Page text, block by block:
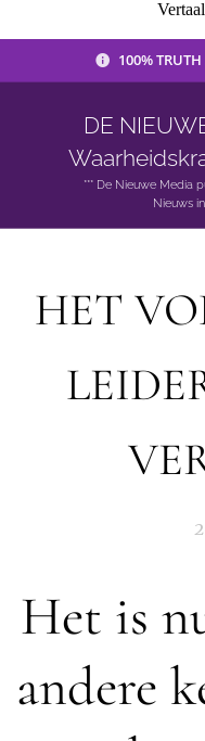
100% TRUTH
DE
*** De Nieuwe Media
Nieuws
HET
Het is
andere